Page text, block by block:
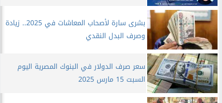
بشرى سارة لأصحاب المعاشات في 2025.. زيادة
وصرف البدل النقدي
سعر صرف الدولار في البنوك المصرية اليوم
السبت 15 مارس 2025